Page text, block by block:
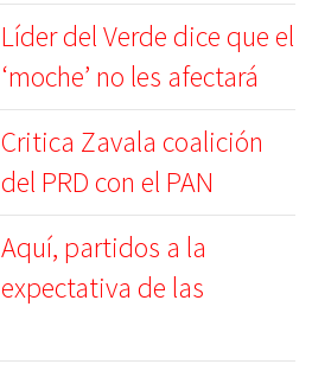
Líder del Verde dice que el
‘moche’ no les afectará
Critica Zavala coalición
del PRD con el PAN
Aquí, partidos a la
expectativa de las